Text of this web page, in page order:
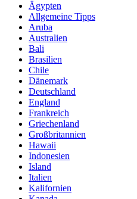
Ägypten
Allgemeine Tipps
Aruba
Australien
Bali
Brasilien
Chile
Dänemark
Deutschland
England
Frankreich
Griechenland
Großbritannien
Hawaii
Indonesien
Island
Italien
Kalifornien